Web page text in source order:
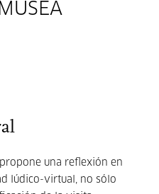
una reflexión en
lúdico-virtual, no sólo